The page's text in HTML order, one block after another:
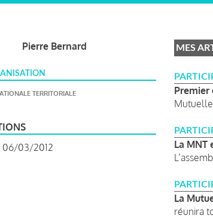
Pierre Bernard
TERRITORIALE
06/03/2012
MES
Mutuelle
La
La
réunira